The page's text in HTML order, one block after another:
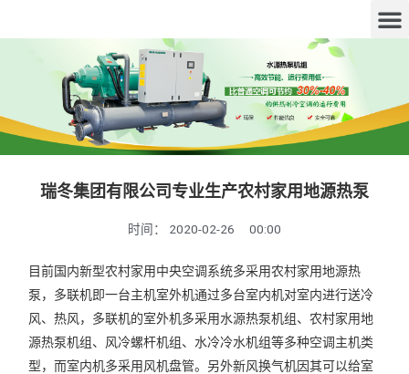
瑞冬集团有限公司专业生产农村家用地源热泵
时间： 2020-02-26 00:00
目前国内新型农村家用中央空调系统多采用农村家用地源热
泵，多联机即一台主机室外机通过多台室内机对室内进行送冷
风、热风，多联机的室外机多采用水源热泵机组、农村家用地
源热泵机组、风冷螺杆机组、水冷冷水机组等多种空调主机类
型，而室内机多采用风机盘管。另外新风换气机因其可以给室